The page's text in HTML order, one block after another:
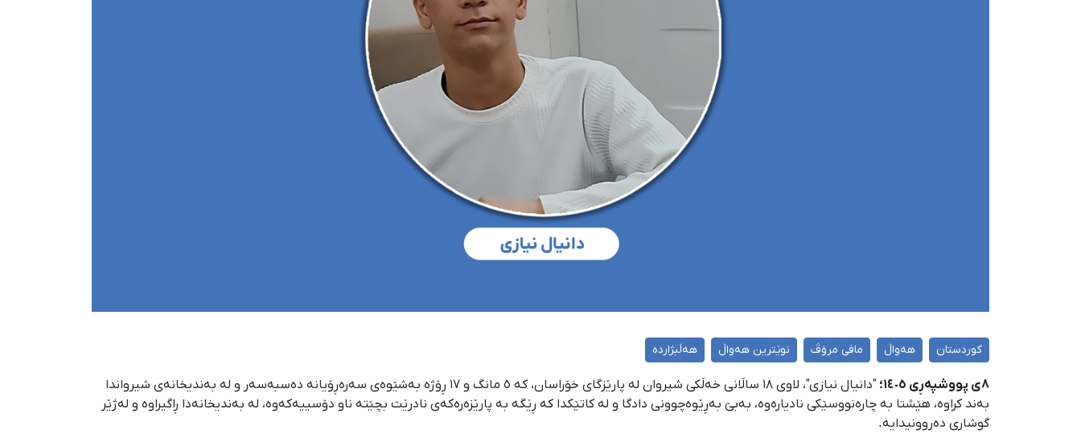
کوردستان هەواڵ مافی مرۆڤ نوێترین هەواڵ هەڵبژاردە
٨ی پووشپەڕی ١٤٠٥؛
"دانیال نیازی"، لاوی ١٨ ساڵانی خەڵکی شیروان لە پارێزگای خۆراسان، کە ٥ مانگ و ١٧ ڕۆژە بەشێوەی سەرەڕۆیانە دەسبەسەر و لە بەندیخانەی شیرواندا
بەند کراوە، هێشتا بە چارەنووسێکی نادیارەوە، بەبێ بەڕێوەچوونی دادگا و لە کاتێکدا کە ڕێگە بە پارێزەرەکەی نادرێت بچێتە ناو دۆسییەکەوە، لە بەندیخانەدا ڕاگیراوە و لەژێر
گوشاری دەروونیدایە.